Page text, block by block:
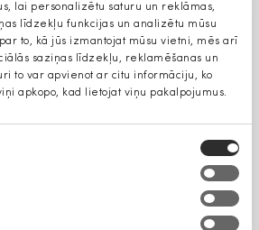
lai personalizētu saturu un reklāmas,
līdzekļu funkcijas un analizētu mūsu
to, kā jūs izmantojat mūsu vietni, mēs arī
saziņas līdzekļu, reklamēšanas un
to var apvienot ar citu informāciju, ko
apkopo, kad lietojat viņu pakalpojumus.